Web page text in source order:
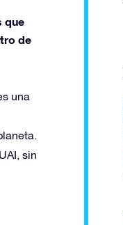
que
de
una
sin